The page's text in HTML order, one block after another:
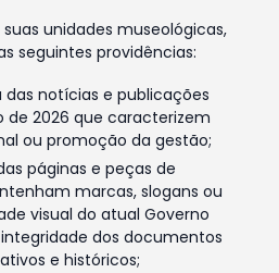
unidades museológicas,
seguintes providências:
notícias e publicações
de 2026 que caracterizem
ou promoção da gestão;
páginas e peças de
marcas, slogans ou
visual do atual Governo
dos documentos
e históricos;